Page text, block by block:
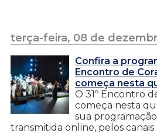
terça-feira, 08 de
Confira a
Encontro de
começa nesta
O 31º Encontro
começa nesta
sua
transmitida online, pelos